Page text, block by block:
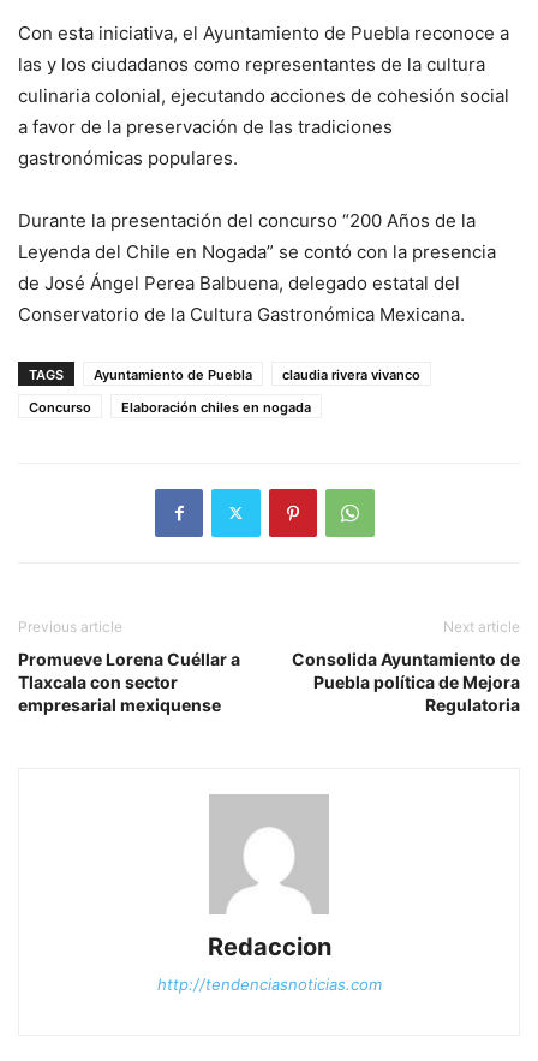
Con esta iniciativa, el Ayuntamiento de Puebla reconoce a
las y los ciudadanos como representantes de la cultura
culinaria colonial, ejecutando acciones de cohesión social
a favor de la preservación de las tradiciones
gastronómicas populares.
Durante la presentación del concurso “200 Años de la
Leyenda del Chile en Nogada” se contó con la presencia
de José Ángel Perea Balbuena, delegado estatal del
Conservatorio de la Cultura Gastronómica Mexicana.
TAGS Ayuntamiento de Puebla
claudia rivera vivanco
Concurso
Elaboración chiles en nogada
Previous article
Promueve Lorena Cuéllar a
Tlaxcala con sector
empresarial mexiquense
Next article
Consolida Ayuntamiento de
Puebla política de Mejora
Regulatoria
Redaccion
http://tendenciasnoticias.com